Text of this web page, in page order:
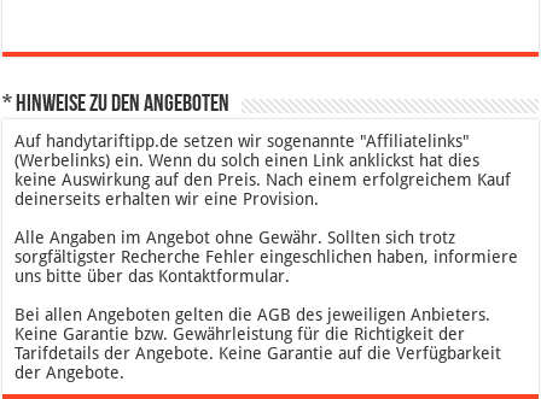
* Hinweise zu den Angeboten
Auf handytariftipp.de setzen wir sogenannte "Affiliatelinks"
(Werbelinks) ein. Wenn du solch einen Link anklickst hat dies
keine Auswirkung auf den Preis. Nach einem erfolgreichem Kauf
deinerseits erhalten wir eine Provision.
Alle Angaben im Angebot ohne Gewähr. Sollten sich trotz
sorgfältigster Recherche Fehler eingeschlichen haben, informiere
uns bitte über das Kontaktformular.
Bei allen Angeboten gelten die AGB des jeweiligen Anbieters.
Keine Garantie bzw. Gewährleistung für die Richtigkeit der
Tarifdetails der Angebote. Keine Garantie auf die Verfügbarkeit
der Angebote.